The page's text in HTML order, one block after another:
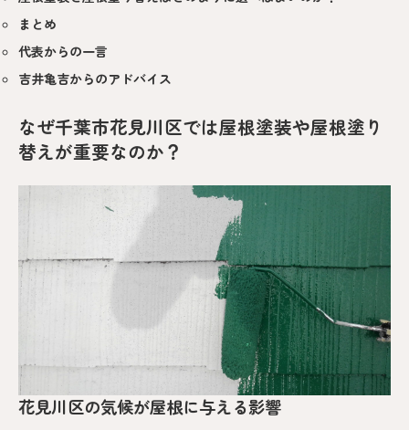
まとめ
代表からの一言
吉井亀吉からのアドバイス
なぜ千葉市花見川区では屋根塗装や屋根塗り
替えが重要なのか？
花見川区の気候が屋根に与える影響